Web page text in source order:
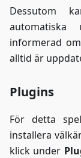
Dessutom
informerad
alltid är
Plugins
För detta
installera
klick under